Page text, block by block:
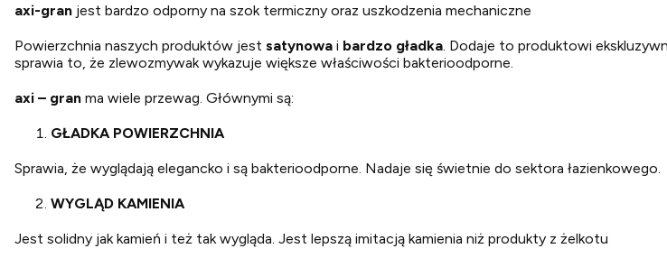
axi-gran jest bardzo odporny na szok termiczny oraz uszkodzenia mechaniczne
Powierzchnia naszych produktów jest satynowa i bardzo gładka. Dodaje to produktowi
sprawia to, że zlewozmywak wykazuje większe właściwości bakterioodporne.
axi – gran ma wiele przewag. Głównymi są:
GŁADKA POWIERZCHNIA
Sprawia, że wyglądają elegancko i są bakterioodporne. Nadaje się świetnie do sektora łazienkowego.
WYGLĄD KAMIENIA
Jest solidny jak kamień i też tak wygląda. Jest lepszą imitacją kamienia niż produkty z żelkotu